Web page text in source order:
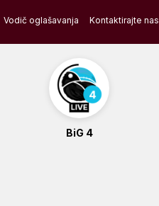
Vodič oglašavanja Kontaktirajte nas
BiG 4